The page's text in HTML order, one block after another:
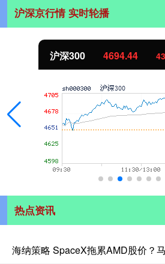
沪深京行情 实时轮播
沪深300 4694.44
热点资讯
海纳策略 SpaceX拖累AMD股价？